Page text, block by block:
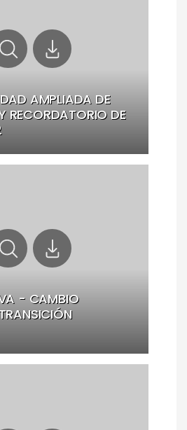
AMPLIADA DE
RECORDATORIO DE
- CAMBIO